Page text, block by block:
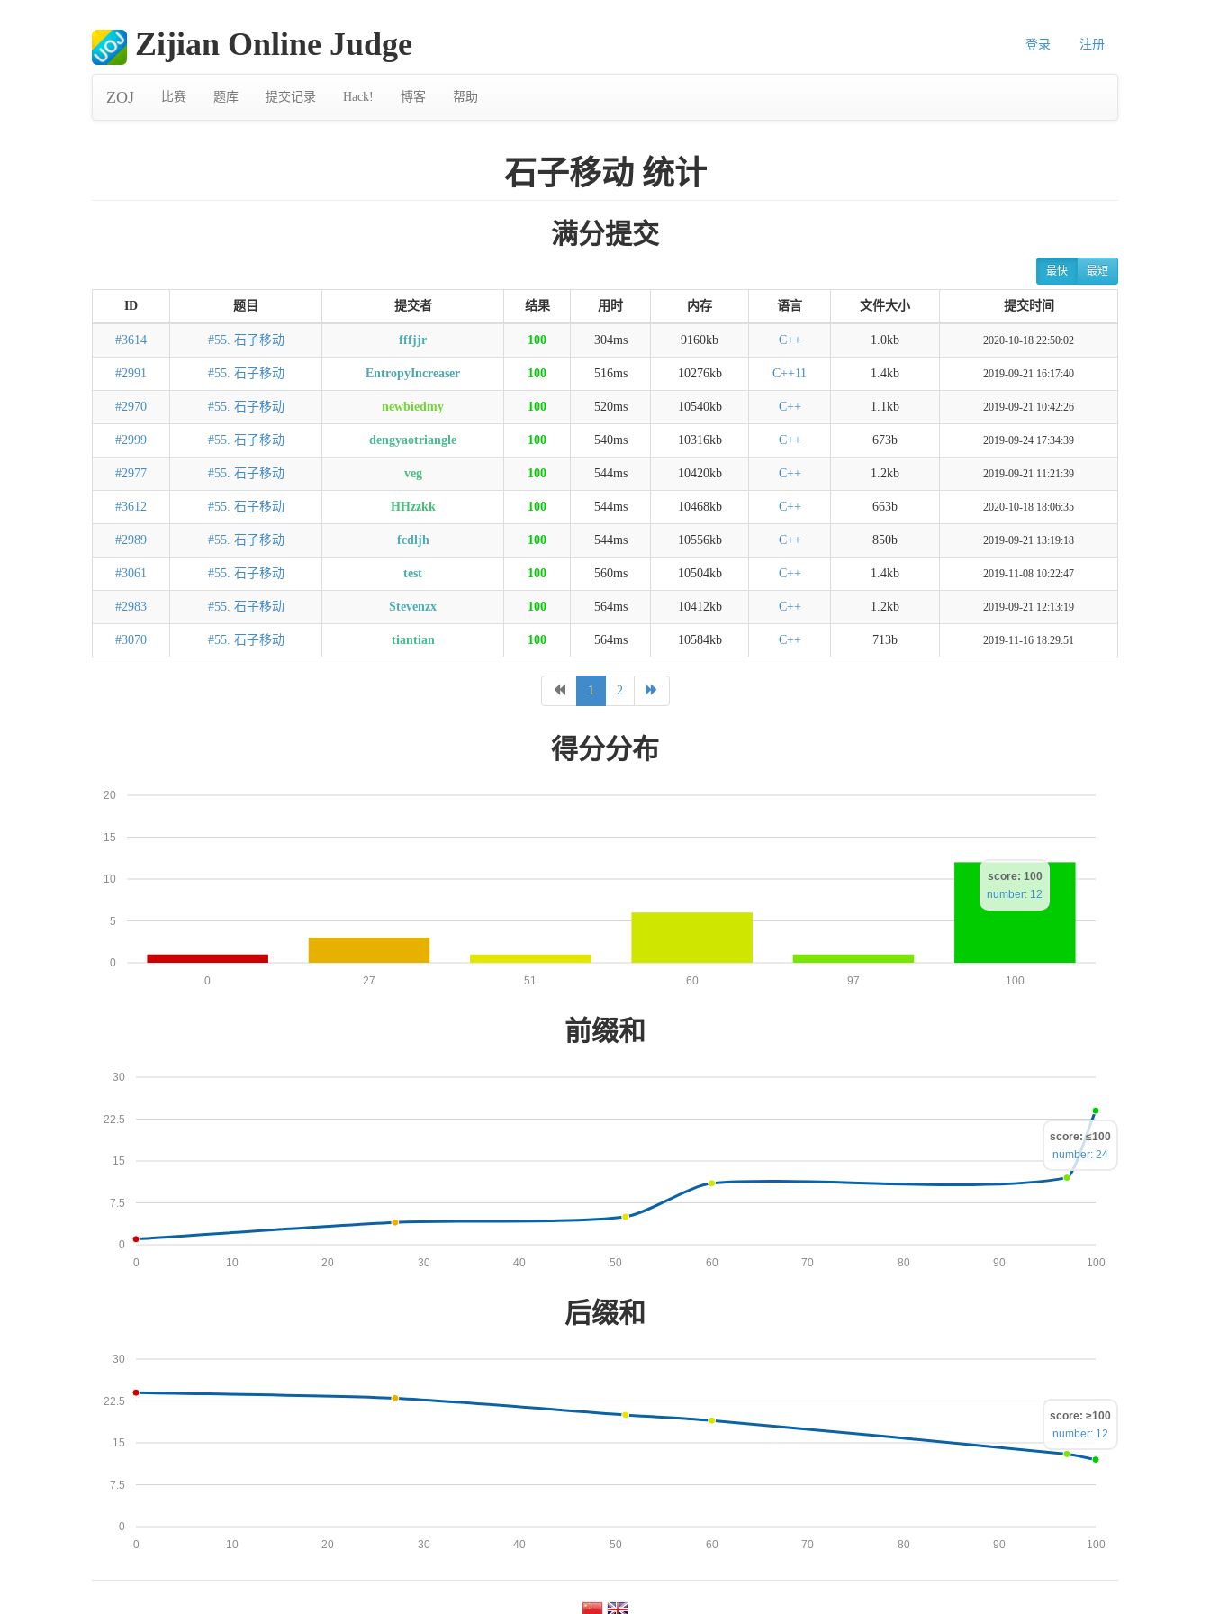
登录 注册
Zijian Online Judge
ZOJ 比赛 题库 提交记录 Hack! 博客 帮助
石子移动 统计
满分提交
最快 最短
ID 题目 提交者 结果 用时 内存 语言 文件大小 提交时间
#3614 #55. 石子移动 fffjjr 100 304ms 9160kb C++ 1.0kb 2020-10-18 22:50:02
#2991 #55. 石子移动 EntropyIncreaser 100 516ms 10276kb C++11 1.4kb 2019-09-21 16:17:40
#2970 #55. 石子移动 newbiedmy 100 520ms 10540kb C++ 1.1kb 2019-09-21 10:42:26
#2999 #55. 石子移动 dengyaotriangle 100 540ms 10316kb C++ 673b 2019-09-24 17:34:39
#2977 #55. 石子移动 veg 100 544ms 10420kb C++ 1.2kb 2019-09-21 11:21:39
#3612 #55. 石子移动 HHzzkk 100 544ms 10468kb C++ 663b 2020-10-18 18:06:35
#2989 #55. 石子移动 fcdljh 100 544ms 10556kb C++ 850b 2019-09-21 13:19:18
#3061 #55. 石子移动 test 100 560ms 10504kb C++ 1.4kb 2019-11-08 10:22:47
#2983 #55. 石子移动 Stevenzx 100 564ms 10412kb C++ 1.2kb 2019-09-21 12:13:19
#3070 #55. 石子移动 tiantian 100 564ms 10584kb C++ 713b 2019-11-16 18:29:51
1 2
得分分布
0
5
10
15
20
100
97
60
51
27
0
score: 100
number: 12
前缀和
0
7.5
15
22.5
30
100
90
80
70
60
50
40
30
20
10
0
score: ≤100
number: 24
后缀和
0
7.5
15
22.5
30
100
90
80
70
60
50
40
30
20
10
0
score: ≥100
number: 12